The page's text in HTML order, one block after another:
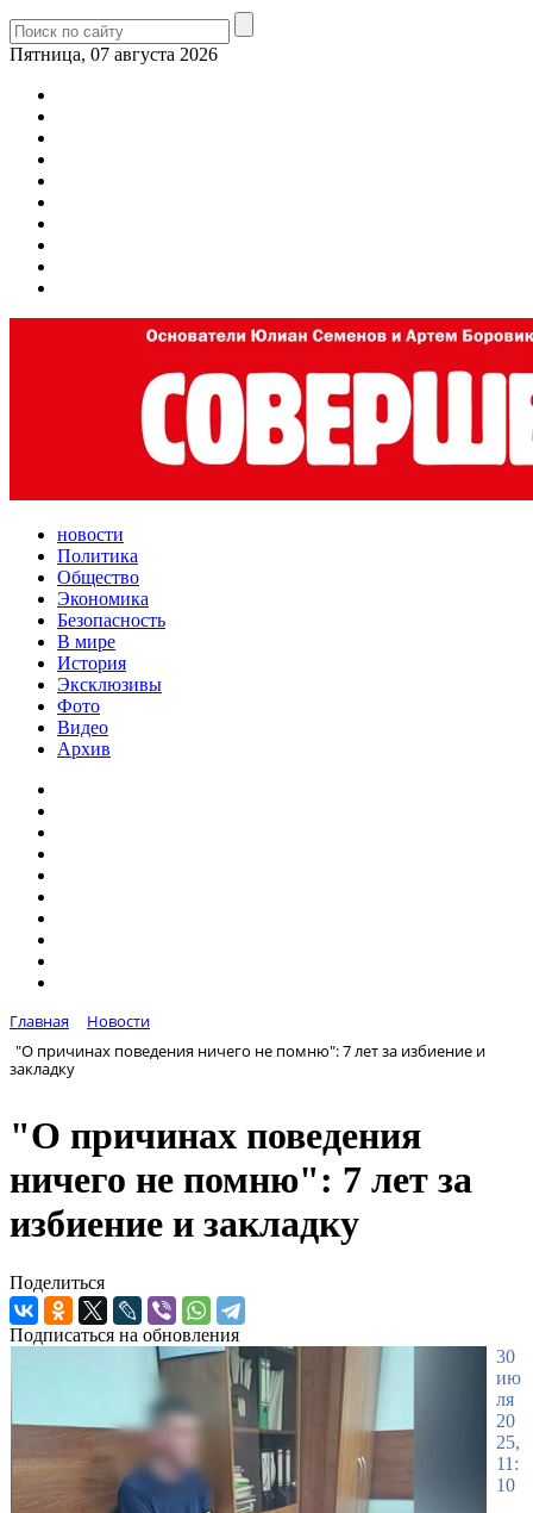
Пятница, 07 августа 2026
новости
Политика
Общество
Экономика
Безопасность
В мире
История
Эксклюзивы
Фото
Видео
Архив
Главная
Новости
"О причинах поведения ничего не помню": 7 лет за избиение и
закладку
"О причинах поведения
ничего не помню": 7 лет за
избиение и закладку
Поделиться
Подписаться на обновления
30
ию
ля
20
25,
11:
10